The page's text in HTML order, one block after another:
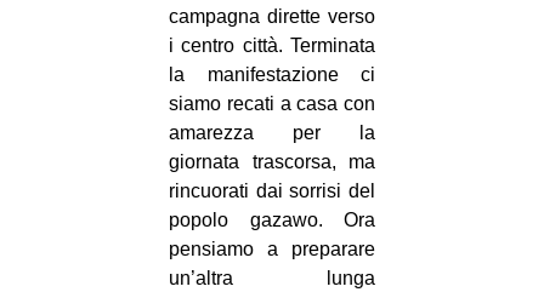
campagna dirette verso
i centro città. Terminata
la manifestazione ci
siamo recati a casa con
amarezza per la
giornata trascorsa, ma
rincuorati dai sorrisi del
popolo gazawo. Ora
pensiamo a preparare
un’altra lunga